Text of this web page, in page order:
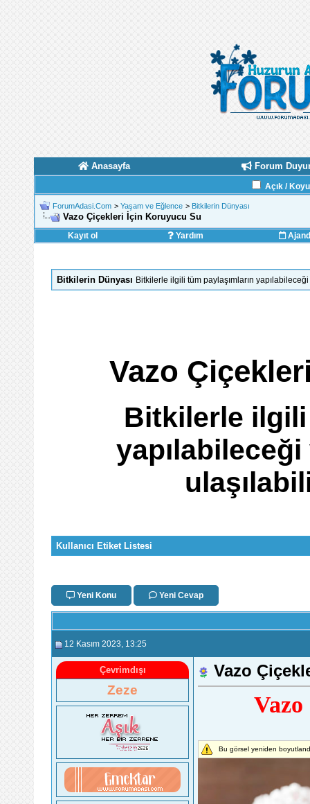
Anasayfa Forum
Açık /
ForumAdasi.Com > Yaşam ve Eğlence > Bitkilerin Dünyası
Vazo Çiçekleri İçin Koruyucu Su
Kayıt ol Yardım
Bitkilerin Dünyası Bitkilerle ilgili tüm paylaşımların
Vazo
Bitkilerle ilgili
Kullanıcı Etiket Listesi
Yeni Konu Yeni Cevap
12 Kasım 2023 , 13:25
Çevrimdışı
Zeze
Vazo
Bu görsel yeniden